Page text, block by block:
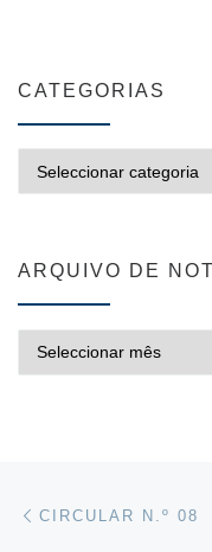
CATEGORIAS
ARQUIVO DE
Post
CIRCULAR N.º 08